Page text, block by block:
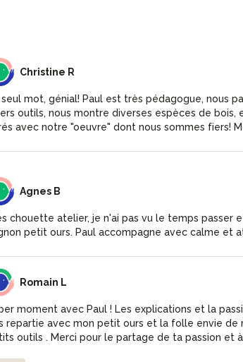
Christine R
seul mot, génial! Paul est très pédagogue, nous
outils, nous montre diverses espèces de bois,
avec notre "oeuvre" dont nous sommes fiers!
Agnes B
chouette atelier, je n'ai pas vu le temps passer
petit ours. Paul accompagne avec calme et
Romain L
moment avec Paul ! Les explications et la
repartie avec mon petit ours et la folle envie de
outils . Merci pour le partage de ta passion et